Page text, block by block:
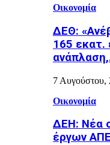
Οικονομία
ΔΕΘ:
165 εκατ.
7 Αυγούστου,
Οικονομία
ΔΕΗ: Νέα
έργων